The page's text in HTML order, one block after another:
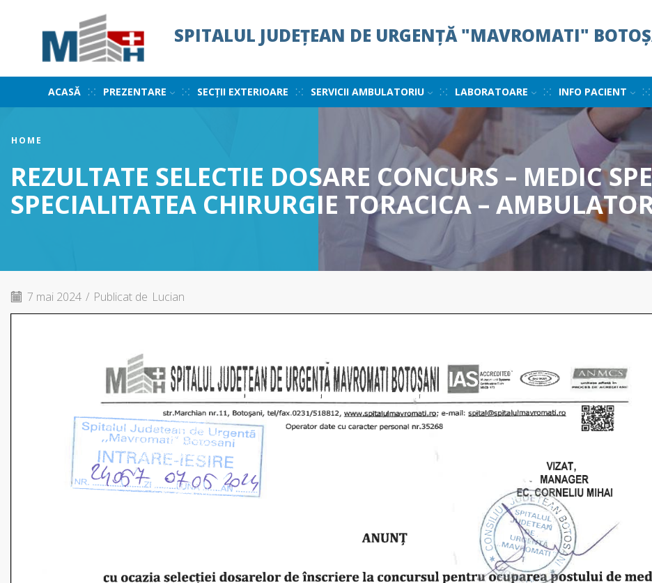
SPITALUL JUDEȚEAN DE URGENȚĂ "MAVROMATI"
ACASĂ PREZENTARE SECȚII EXTERIOARE SERVICII AMBULATORIU LABORATOARE INFO PACIENT
HOME
REZULTATE SELECTIE DOSARE CONCURS – MEDIC
SPECIALITATEA CHIRURGIE TORACICA –
7 mai 2024 / Publicat de Lucian